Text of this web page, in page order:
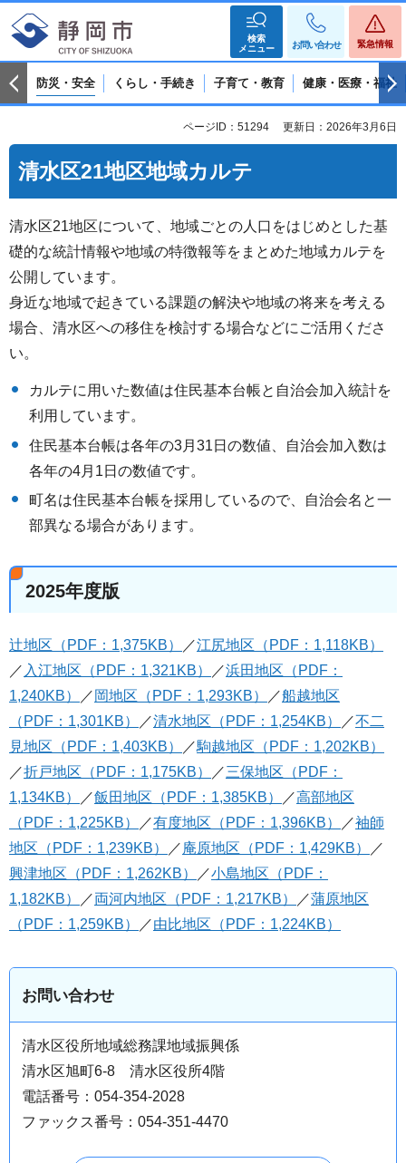
検索
メニュー
お問い合わせ 緊急情報
防災・安全 くらし・手続き 子育て・教育 健康・医療・福祉
ページID：51294 更新日：2026年3月6日
清水区21地区地域カルテ
清水区21地区について、地域ごとの人口をはじめとした基
礎的な統計情報や地域の特徴報等をまとめた地域カルテを
公開しています。
身近な地域で起きている課題の解決や地域の将来を考える
場合、清水区への移住を検討する場合などにご活用くださ
い。
カルテに用いた数値は住民基本台帳と自治会加入統計を
利用しています。
住民基本台帳は各年の3月31日の数値、自治会加入数は
各年の4月1日の数値です。
町名は住民基本台帳を採用しているので、自治会名と一
部異なる場合があります。
2025年度版
辻地区（PDF：1,375KB） ／江尻地区（PDF：1,118KB）
／ 入江地区（PDF：1,321KB） ／浜田地区（PDF：
1,240KB）
／ 岡地区（PDF：1,293KB） ／船越地区
（PDF：1,301KB）
／清水地区（PDF：1,254KB） ／不二
見地区（PDF：1,403KB）
／駒越地区（PDF：1,202KB）
／折戸地区（PDF：1,175KB） ／三保地区（PDF：
1,134KB）
／飯田地区（PDF：1,385KB） ／高部地区
（PDF：1,225KB）
／有度地区（PDF：1,396KB） ／袖師
地区（PDF：1,239KB）
／ 庵原地区（PDF：1,429KB）
／
興津地区（PDF：1,262KB）
／小島地区（PDF：
1,182KB）
／両河内地区（PDF：1,217KB） ／蒲原地区
（PDF：1,259KB）
／由比地区（PDF：1,224KB）
お問い合わせ
清水区役所地域総務課地域振興係
清水区旭町6-8 清水区役所4階
電話番号：054-354-2028
ファックス番号：054-351-4470